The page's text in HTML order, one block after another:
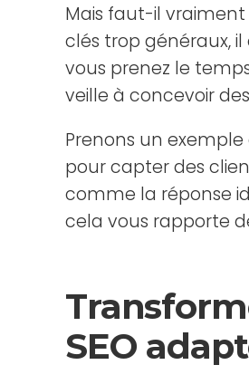
Mais faut-il vraiment
clés trop généraux,
vous prenez le
veille à concevoir
Prenons un
pour capter des
comme la réponse
cela vous rapporte
SEO